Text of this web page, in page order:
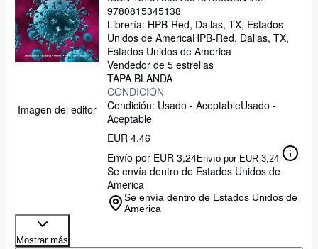
Imagen del editor
9780815345138
Librería: HPB-Red, Dallas, TX, Estados
Unidos de AmericaHPB-Red, Dallas, TX,
Estados Unidos de America
Vendedor de 5 estrellas
TAPA BLANDA
CONDICIÓN
Condición: Usado - AceptableUsado -
Aceptable
EUR 4,46
Envío por EUR 3,24Envío por EUR 3,24
Se envía dentro de Estados Unidos de
America
Se envía dentro de Estados Unidos de
America
Mostrar más